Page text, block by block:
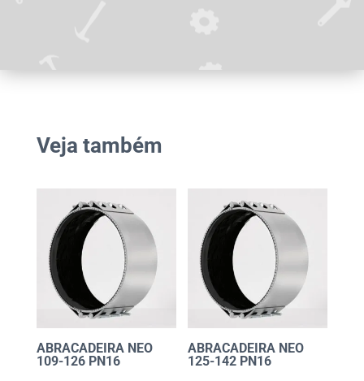
Veja também
ABRACADEIRA NEO
109-126 PN16
ABRACADEIRA NEO
125-142 PN16